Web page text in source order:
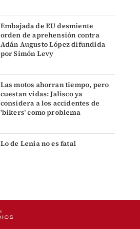
Embajada de EU desmiente
orden de aprehensión contra
Adán Augusto López difundida
por Simón Levy
Las motos ahorran tiempo, pero
cuestan vidas: Jalisco ya
considera a los accidentes de
'bikers' como problema
Lo de Lenia no es fatal